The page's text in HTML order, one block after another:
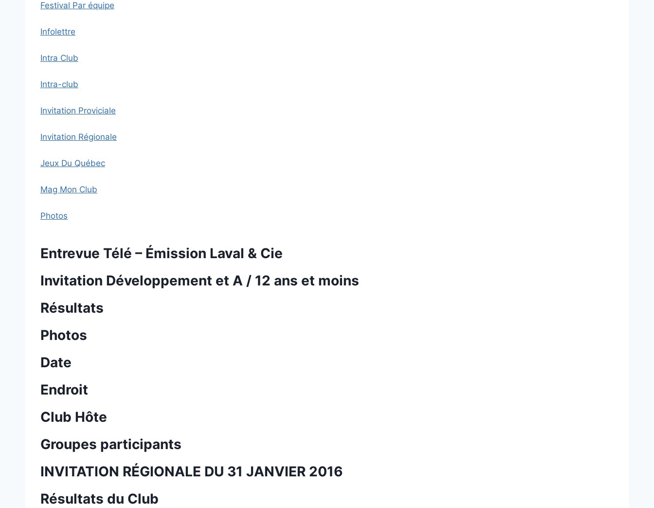
Festival Par équipe
Infolettre
Intra Club
Intra-club
Invitation Proviciale
Invitation Régionale
Jeux Du Québec
Mag Mon Club
Photos
Entrevue Télé – Émission Laval & Cie
Invitation Développement et A / 12 ans et moins
Résultats
Photos
Date
Endroit
Club Hôte
Groupes participants
INVITATION RÉGIONALE DU 31 JANVIER 2016
Résultats du Club